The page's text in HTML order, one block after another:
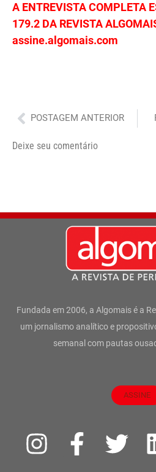
A ENTREVISTA COMPLETA
179.2 DA REVISTA
assine.algomais.com
Anterior
POSTAGEM ANTERIOR
Deixe seu comentário
Fundada em 2006, a Algomais é a
um jornalismo analítico e
semanal com pautas
ASSINE
I
F
a
T